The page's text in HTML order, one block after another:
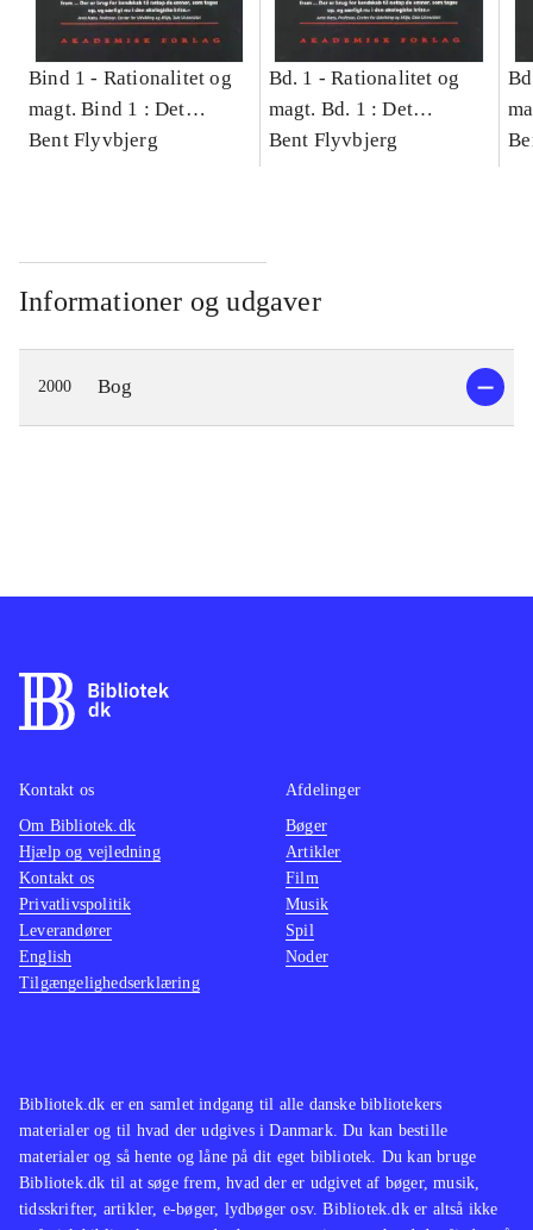
Bind 1 - Rationalitet og
magt. Bind 1 : Det
konkretes videnskab
Bent Flyvbjerg
Bd. 1 -Rationalitet og
magt. Bd. 1 : Det
konkretes videnskab
Bent Flyvbjerg
Informationer og udgaver
2000 Bog
Bibliotek.dk er en samlet indgang til alle danske bibliotekers
materialer og til hvad der udgives i Danmark. Du kan bestille
materialer og så hente og låne på dit eget bibliotek. Du kan bruge
Bibliotek.dk til at søge frem, hvad der er udgivet af bøger, musik,
tidsskrifter, artikler, e-bøger, lydbøger osv. Bibliotek.dk er altså ikke
Kontakt os
Om Bibliotek.dk
Hjælp og vejledning
Kontakt os
Privatlivspolitik
Leverandører
English
Tilgængelighedserklæring
Afdelinger
Bøger
Artikler
Film
Musik
Spil
Noder